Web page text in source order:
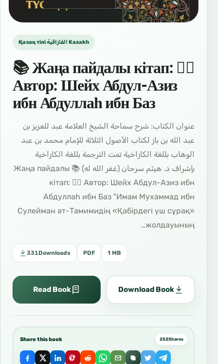
Қазақ тілі القازاقية Kazakh
📚 Жаңа пайдалы кітап: ✍🏼
Автор: Шейх Абдул-Азиз
ибн Абдуллаһ ибн Баз
عنوان الكتاب: شرح سماحة الشيخ العلامة عبد للعزيز بن
عبد الله بن باز لكتاب الأصول الثلاثة للإمام محمد بن عبد
الوهاب بللغة الكازاخية تمت الترجمة بللغة الكازاخية
بإشراف د. هيثم سرحان (غفر الله له) 📚 Жаңа пайдалы
кітап: ✍🏼 Автор: Шейх Абдул-Азиз ибн
Абдуллаһ ибн Баз "Имам Мухаммад ибн
Сулейман әт-Тамимидің «Қабірдегі үш сұрақ»
жолдауының…
331Downloads PDF 1 MB
Read Book Download Book
Share this book 252Shares